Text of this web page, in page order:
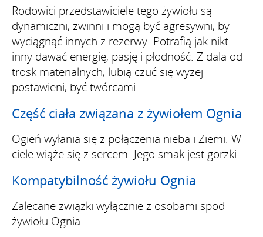
Rodowici przedstawiciele tego żywiołu są
dynamiczni, zwinni i mogą być agresywni, by
wyciągnąć innych z rezerwy. Potrafią jak nikt
inny dawać energię, pasję i płodność. Z dala od
trosk materialnych, lubią czuć się wyżej
postawieni, być twórcami.
Część ciała związana z żywiołem Ognia
Ogień wyłania się z połączenia nieba i Ziemi. W
ciele wiąże się z sercem. Jego smak jest gorzki.
Kompatybilność żywiołu Ognia
Zalecane związki wyłącznie z osobami spod
żywiołu Ognia.